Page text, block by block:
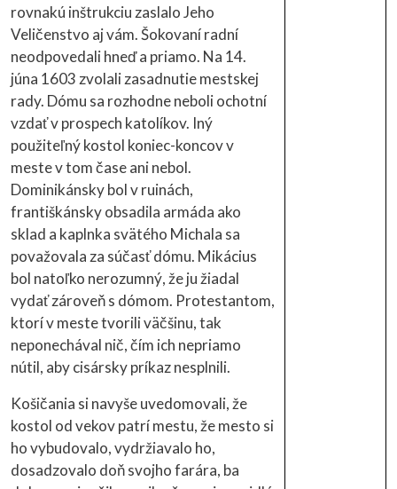
rovnakú inštrukciu zaslalo Jeho
Veličenstvo aj vám. Šokovaní radní
neodpovedali hneď a priamo. Na 14.
júna 1603 zvolali zasadnutie mestskej
rady. Dómu sa rozhodne neboli ochotní
vzdať v prospech katolíkov. Iný
použiteľný kostol koniec-koncov v
meste v tom čase ani nebol.
Dominikánsky bol v ruinách,
františkánsky obsadila armáda ako
sklad a kaplnka svätého Michala sa
považovala za súčasť dómu. Mikácius
bol natoľko nerozumný, že ju žiadal
vydať zároveň s dómom. Protestantom,
ktorí v meste tvorili väčšinu, tak
neponechával nič, čím ich nepriamo
nútil, aby cisársky príkaz nesplnili.
Košičania si navyše uvedomovali, že
kostol od vekov patrí mestu, že mesto si
ho vybudovalo, vydržiavalo ho,
dosadzovalo doň svojho farára, ba